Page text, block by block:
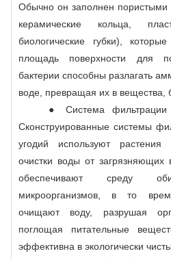
Обычно он заполнен пористыми
керамические кольца,
биологические губки),
площадь поверхности для
бактерии способны разлагать
воде, превращая их в вещества,
● Система фильтрации
Сконструированные системы
угодий используют
очистки воды от загрязняющих
обеспечивают среду
микроорганизмов, в то
очищают воду, разрушая
поглощая питательные
эффективна в экологически